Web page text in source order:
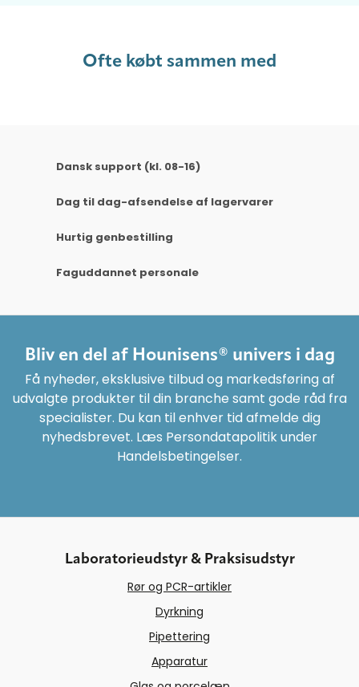
Ofte købt sammen med
Dansk support (kl. 08-16)
Dag til dag-afsendelse af lagervarer
Hurtig genbestilling
Faguddannet personale
Bliv en del af Hounisens® univers i dag
Få nyheder, eksklusive tilbud og markedsføring af
udvalgte produkter til din branche samt gode råd fra
specialister. Du kan til enhver tid afmelde dig
nyhedsbrevet. Læs Persondatapolitik under
Handelsbetingelser.
Laboratorieudstyr & Praksisudstyr
Rør og PCR-artikler
Dyrkning
Pipettering
Apparatur